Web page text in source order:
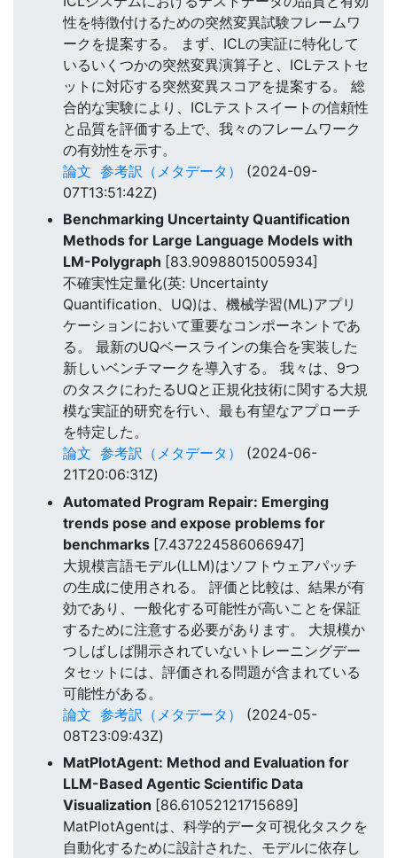
性を特徴付けるための突然変異試験フレームワ
ークを提案する。 まず、ICLの実証に特化して
いるいくつかの突然変異演算子と、ICLテストセ
ットに対応する突然変異スコアを提案する。 総
合的な実験により、ICLテストスイートの信頼性
と品質を評価する上で、我々のフレームワーク
の有効性を示す。
論文 参考訳（メタデータ）
(2024-09-
07T13:51:42Z)
Benchmarking Uncertainty Quantification
Methods for Large Language Models with
LM-Polygraph [83.90988015005934]
不確実性定量化(英: Uncertainty
Quantification、UQ)は、機械学習(ML)アプリ
ケーションにおいて重要なコンポーネントであ
る。 最新のUQベースラインの集合を実装した
新しいベンチマークを導入する。 我々は、9つ
のタスクにわたるUQと正規化技術に関する大規
模な実証的研究を行い、最も有望なアプローチ
を特定した。
論文 参考訳（メタデータ）
(2024-06-
21T20:06:31Z)
Automated Program Repair: Emerging
trends pose and expose problems for
benchmarks [7.437224586066947]
大規模言語モデル(LLM)はソフトウェアパッチ
の生成に使用される。 評価と比較は、結果が有
効であり、一般化する可能性が高いことを保証
するために注意する必要があります。 大規模か
つしばしば開示されていないトレーニングデー
タセットには、評価される問題が含まれている
可能性がある。
論文 参考訳（メタデータ）
(2024-05-
08T23:09:43Z)
MatPlotAgent: Method and Evaluation for
LLM-Based Agentic Scientific Data
Visualization [86.61052121715689]
MatPlotAgentは、科学的データ可視化タスクを
自動化するために設計された、モデルに依存し